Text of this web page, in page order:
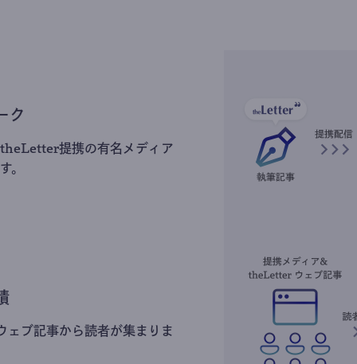
ク
提携の有名メディア
。
ブ記事から読者が集まりま